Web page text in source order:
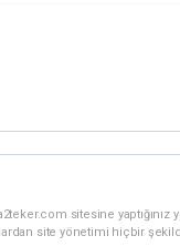
sitesine
site yönetimi hiçbir